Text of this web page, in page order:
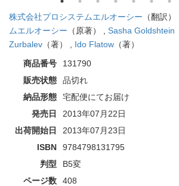
株式会社プロシステムエルオーシー （翻訳） ,
ムエルオーシー （原著） , Sasha Goldshtein
Zurbalev （著） , Ido Flatow （著）
商品番号
131790
販売状態
品切れ
納品形態
宅配便にてお届け
発売日
2013年07月22日
出荷開始日
2013年07月23日
ISBN
9784798131795
判型
B5変
ページ数
408